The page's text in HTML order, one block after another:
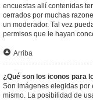
encuestas allí contenidas
cerrados por muchas
un moderador. Tal vez
permisos que le hayan
Arriba
¿Qué son los iconos para
Son imágenes elegidas por
mismo. La posibilidad de